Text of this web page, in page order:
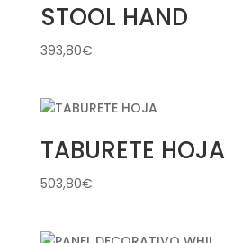
STOOL HAND
393,80€
TABURETE HOJA
503,80€